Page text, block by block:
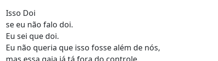
Isso Doi
se eu não falo doi.
Eu sei que doi.
Eu não queria que isso fosse além de nós,